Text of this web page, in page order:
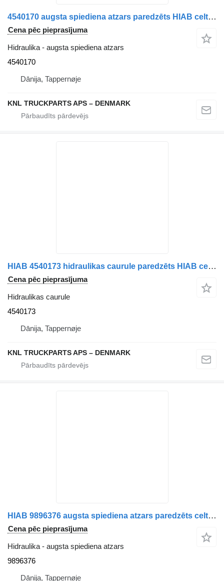
4540170 augsta spiediena atzars paredzēts HIAB celtnis-manipulators
Cena pēc pieprasījuma
Hidraulika - augsta spiediena atzars
4540170
Dānija, Tappernøje
KNL TRUCKPARTS APS – DENMARK
HIAB 4540173 hidraulikas caurule paredzēts HIAB celtnis-manipulators
Cena pēc pieprasījuma
Hidraulikas caurule
4540173
Dānija, Tappernøje
KNL TRUCKPARTS APS – DENMARK
HIAB 9896376 augsta spiediena atzars paredzēts celtnis-manipulators
Cena pēc pieprasījuma
Hidraulika - augsta spiediena atzars
9896376
Dānija, Tappernøje